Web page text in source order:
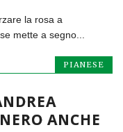
la rosa a
mette a segno...
PIANESE
ANCHE